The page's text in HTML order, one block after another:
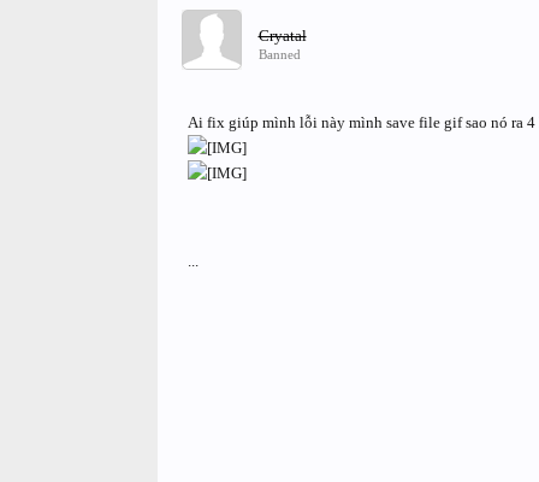
Cryatal
Banned
Ai fix giúp mình lỗi này mình save file gif sao nó ra
...